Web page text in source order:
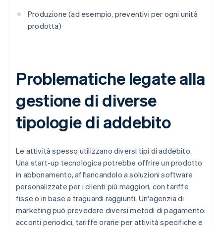
Produzione (ad esempio, preventivi per ogni unità
prodotta)
Problematiche legate alla
gestione di diverse
tipologie di addebito
Le attività spesso utilizzano diversi tipi di addebito.
Una start-up tecnologica potrebbe offrire un prodotto
in abbonamento, affiancandolo a soluzioni software
personalizzate per i clienti più maggiori, con tariffe
fisse o in base a traguardi raggiunti. Un'agenzia di
marketing può prevedere diversi metodi di pagamento:
acconti periodici, tariffe orarie per attività specifiche e